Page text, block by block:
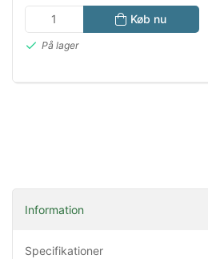
Køb nu
På lager
Information
Specifikationer